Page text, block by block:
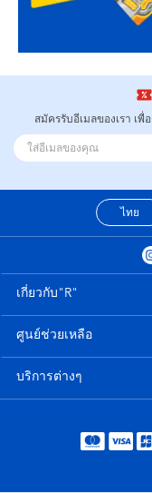
สมัครรับอีเมลของเรา เ
ไทย
เกี่ยวกับ"R"
ศูนย์ช่วยเหลือ
บริการต่างๆ